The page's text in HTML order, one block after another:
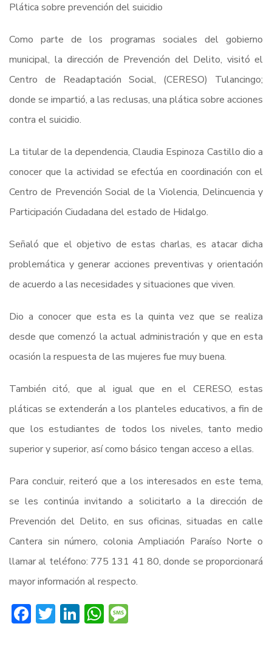
Plática sobre prevención del suicidio
Como parte de los programas sociales del gobierno
municipal, la dirección de Prevención del Delito, visitó el
Centro de Readaptación Social, (CERESO) Tulancingo;
donde se impartió, a las reclusas, una plática sobre acciones
contra el suicidio.
La titular de la dependencia, Claudia Espinoza Castillo dio a
conocer que la actividad se efectúa en coordinación con el
Centro de Prevención Social de la Violencia, Delincuencia y
Participación Ciudadana del estado de Hidalgo.
Señaló que el objetivo de estas charlas, es atacar dicha
problemática y generar acciones preventivas y orientación
de acuerdo a las necesidades y situaciones que viven.
Dio a conocer que esta es la quinta vez que se realiza
desde que comenzó la actual administración y que en esta
ocasión la respuesta de las mujeres fue muy buena.
También citó, que al igual que en el CERESO, estas
pláticas se extenderán a los planteles educativos, a fin de
que los estudiantes de todos los niveles, tanto medio
superior y superior, así como básico tengan acceso a ellas.
Para concluir, reiteró que a los interesados en este tema,
se les continúa invitando a solicitarlo a la dirección de
Prevención del Delito, en sus oficinas, situadas en calle
Cantera sin número, colonia Ampliación Paraíso Norte o
llamar al teléfono: 775 131 41 80, donde se proporcionará
mayor información al respecto.
Facebook
Twitter
LinkedIn
WhatsApp